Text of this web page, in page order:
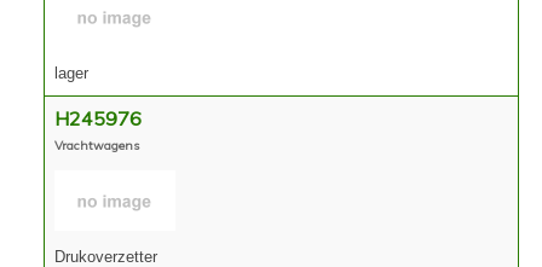
lager
H245976
Vrachtwagens
Drukoverzetter